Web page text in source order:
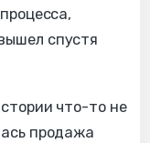
спустя
что-то не
продажа